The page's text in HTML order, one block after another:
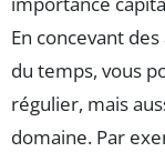
En concevant
du temps, vous
régulier, mais
domaine. Par